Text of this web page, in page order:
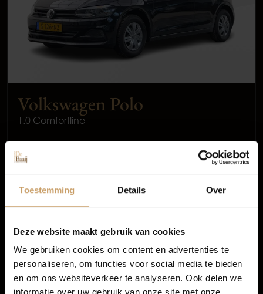
Toestemming Details Over
Deze website maakt gebruik van cookies
We gebruiken cookies om content en advertenties te
personaliseren, om functies voor social media te bieden
en om ons websiteverkeer te analyseren. Ook delen we
Volkswagen Polo
1.0 Comfortline
Benzine
Handgeschakeld
€ 10.450Incl. BTW
All-in prijs
Occasions
Autolease
Financiering
Autoverzekeringen